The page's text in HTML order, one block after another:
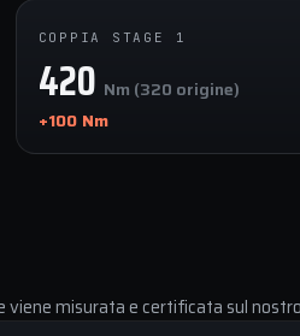
COPPIA STAGE 1
420 Nm (320 origine)
+100 Nm
misurata e certificata sul